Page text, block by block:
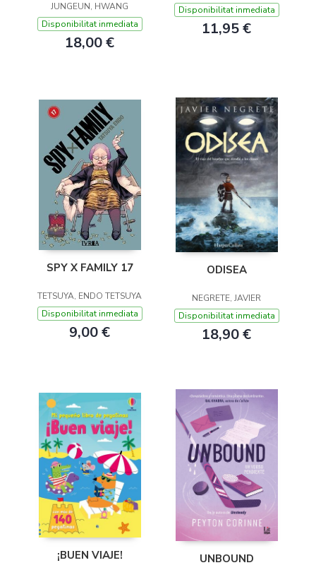
JUNGEUN, HWANG
Disponibilitat inmediata
18,00 €
Disponibilitat inmediata
11,95 €
SPY X FAMILY 17
TETSUYA, ENDO TETSUYA
Disponibilitat inmediata
9,00 €
ODISEA
NEGRETE, JAVIER
Disponibilitat inmediata
18,90 €
¡BUEN VIAJE! UNBOUND